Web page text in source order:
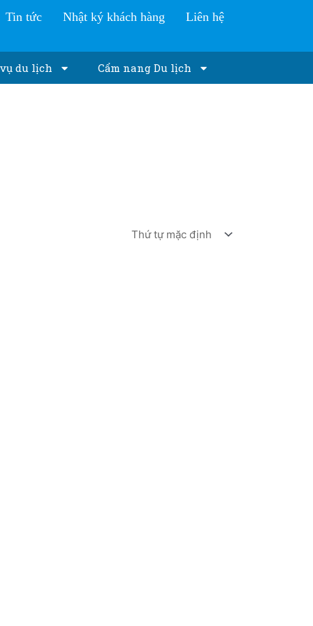
Tin tức Nhật ký khách hàng Liên hệ
du lịch Cẩm nang Du lịch